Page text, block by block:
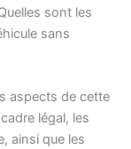
sont les
sans
aspects de cette
légal, les
ainsi que les